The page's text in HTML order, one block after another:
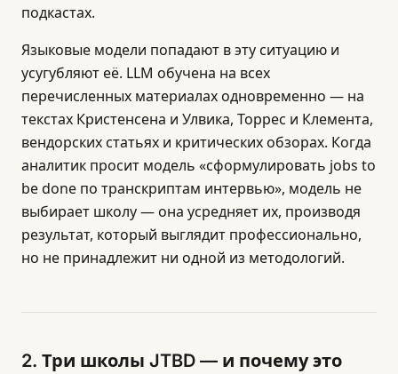
подкастах.
Языковые модели попадают в эту ситуацию и
усугубляют её. LLM обучена на всех
перечисленных материалах одновременно — на
текстах Кристенсена и Улвика, Торрес и Клемента,
вендорских статьях и критических обзорах. Когда
аналитик просит модель «сформулировать jobs to
be done по транскриптам интервью», модель не
выбирает школу — она усредняет их, производя
результат, который выглядит профессионально,
но не принадлежит ни одной из методологий.
2. Три школы JTBD — и почему это